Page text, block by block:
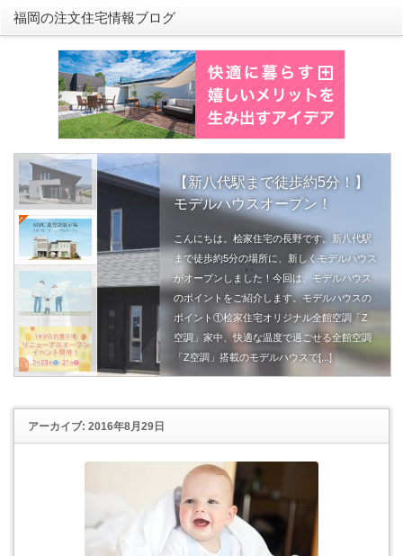
福岡の注文住宅情報ブログ
【新八代駅まで徒歩約5分！】
モデルハウスオープン！
こんにちは。桧家住宅の長野です。新八代駅
まで徒歩約5分の場所に、新しくモデルハウス
がオープンしました！今回は、モデルハウス
のポイントをご紹介します。モデルハウスの
ポイント①桧家住宅オリジナル全館空調「Z
空調」家中、快適な温度で過ごせる全館空調
「Z空調」搭載のモデルハウスで[...]
アーカイブ: 2016年8月29日